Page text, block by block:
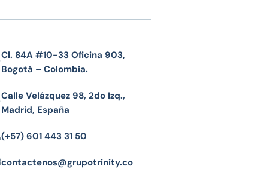
Cl. 84A #10-33 Oficina 903,
Bogotá – Colombia.
Calle Velázquez 98, 2do Izq.,
Madrid, España
(+57) 601 443 31 50
contactenos@grupotrinity.co